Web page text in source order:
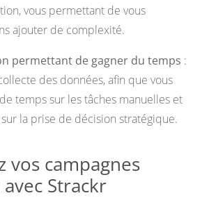
vous permettant de vous
ajouter de complexité.
permettant de gagner du temps :
des données, afin que vous
temps sur les tâches manuelles et
la prise de décision stratégique.
vos campagnes
Strackr